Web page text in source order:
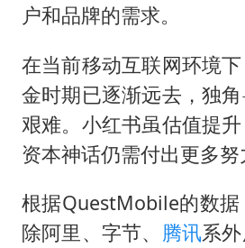
户和品牌的需求。
在当前移动互联网环境
金时期已逐渐远去，独
艰难。小红书虽估值提
资本神话仍需付出更多努
根据QuestMobile的数
除阿里、字节、 腾讯系